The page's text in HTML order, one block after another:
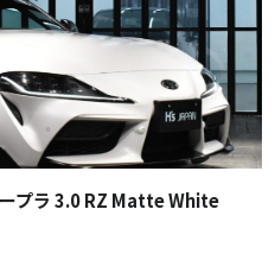
プラ 3.0 RZ Matte White